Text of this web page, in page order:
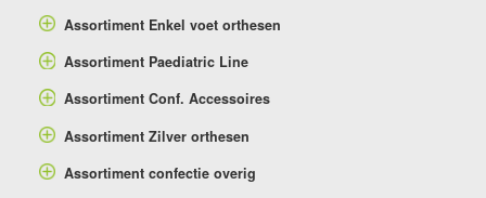
Assortiment Enkel voet orthesen
Assortiment Paediatric Line
Assortiment Conf. Accessoires
Assortiment Zilver orthesen
Assortiment confectie overig